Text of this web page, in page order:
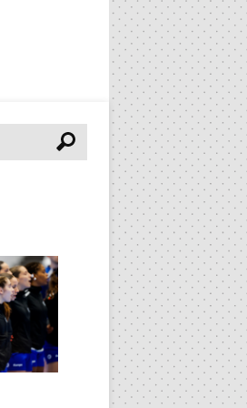
Pesquisar
05.08.2026
Seguinte